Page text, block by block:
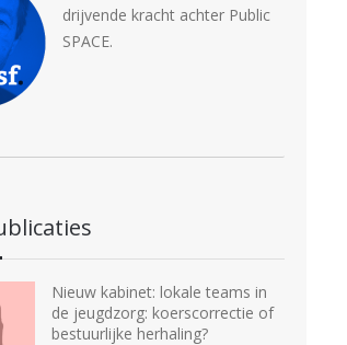
drijvende kracht achter Public
SPACE.
Nieuw kabinet: lokale teams in
de jeugdzorg: koerscorrectie of
bestuurlijke herhaling?